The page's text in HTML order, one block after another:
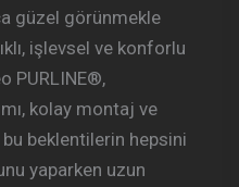
güzel görünmekle
işlevsel ve konforlu
PURLINE®,
kolay montaj ve
bu beklentilerin hepsini
yaparken uzun